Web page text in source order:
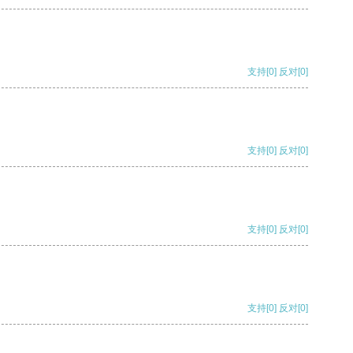
支持[0] 反对[0]
支持[0] 反对[0]
支持[0] 反对[0]
支持[0] 反对[0]